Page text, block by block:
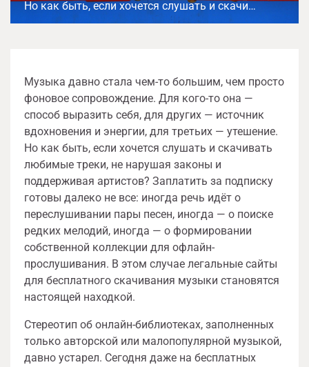
Но как быть, если хочется слушать и скачи…
Музыка давно стала чем-то большим, чем просто
фоновое сопровождение. Для кого-то она —
способ выразить себя, для других — источник
вдохновения и энергии, для третьих — утешение.
Но как быть, если хочется слушать и скачивать
любимые треки, не нарушая законы и
поддерживая артистов? Заплатить за подписку
готовы далеко не все: иногда речь идёт о
переслушивании пары песен, иногда — о поиске
редких мелодий, иногда — о формировании
собственной коллекции для офлайн-
прослушивания. В этом случае легальные сайты
для бесплатного скачивания музыки становятся
настоящей находкой.
Стереотип об онлайн-библиотеках, заполненных
только авторской или малопопулярной музыкой,
давно устарел. Сегодня даже на бесплатных